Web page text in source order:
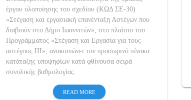
έργου υλοποίησης του σχεδίου (ΚΩΔ ΣΕ-30)
«Στέγαση και εργασιακή επανένταξη Αστέγων που
διαβιούν στο Δήμο Ιωαννιτών», στο πλαίσιο του
Προγράμματος «Στέγαση και Εργασία για τους
αστέγους ΙΙΙ», ανακοινώνει τον προσωρινό πίνακα
κατάταξης υποψηφίων κατά φθίνουσα σειρά
συνολικής βαθμολογίας.
READ MORE